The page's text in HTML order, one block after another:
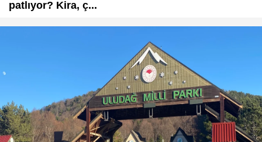
patlıyor? Kira, ç...